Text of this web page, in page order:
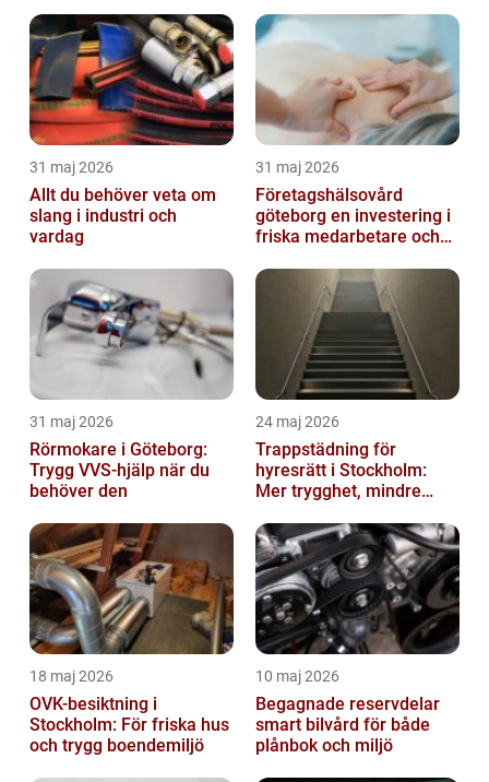
31 maj 2026
Allt du behöver veta om
slang i industri och
vardag
31 maj 2026
Företagshälsovård
göteborg en investering i
friska medarbetare och
31 maj 2026
Rörmokare i Göteborg:
Trygg VVS-hjälp när du
behöver den
24 maj 2026
Trappstädning för
hyresrätt i Stockholm:
Mer trygghet, mindre
18 maj 2026
OVK-besiktning i
Stockholm: För friska hus
och trygg boendemiljö
10 maj 2026
Begagnade reservdelar
smart bilvård för både
plånbok och miljö